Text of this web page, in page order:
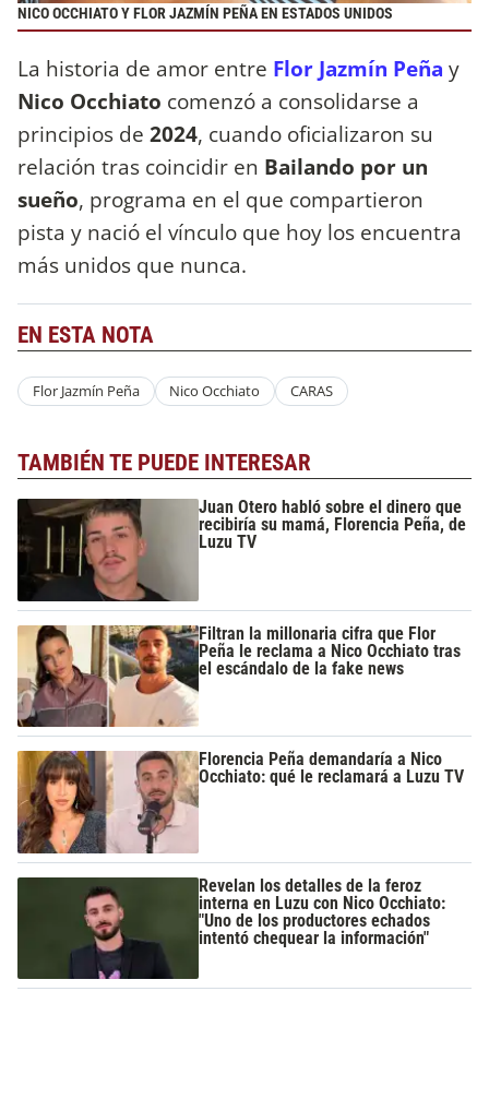
NICO OCCHIATO Y FLOR JAZMÍN PEÑA EN ESTADOS UNIDOS
La historia de amor entre Flor Jazmín Peña y
Nico Occhiato comenzó a consolidarse a
principios de 2024, cuando oficializaron su
relación tras coincidir en Bailando por un
sueño, programa en el que compartieron
pista y nació el vínculo que hoy los encuentra
más unidos que nunca.
EN ESTA NOTA
Flor Jazmín Peña Nico Occhiato CARAS
TAMBIÉN TE PUEDE INTERESAR
Juan Otero habló sobre el dinero que
recibiría su mamá, Florencia Peña, de
Luzu TV
Filtran la millonaria cifra que Flor
Peña le reclama a Nico Occhiato tras
el escándalo de la fake news
Florencia Peña demandaría a Nico
Occhiato: qué le reclamará a Luzu TV
Revelan los detalles de la feroz
interna en Luzu con Nico Occhiato:
"Uno de los productores echados
intentó chequear la información"